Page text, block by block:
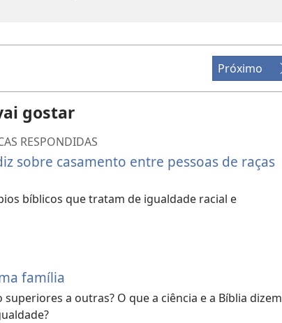
Próximo
gostar
RESPONDIDAS
sobre casamento entre pessoas de raças
bíblicos que tratam de igualdade racial e
família
superiores a outras? O que a ciência e a Bíblia dizem